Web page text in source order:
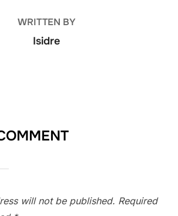
WRITTEN BY
Isidre
will not be published. Required